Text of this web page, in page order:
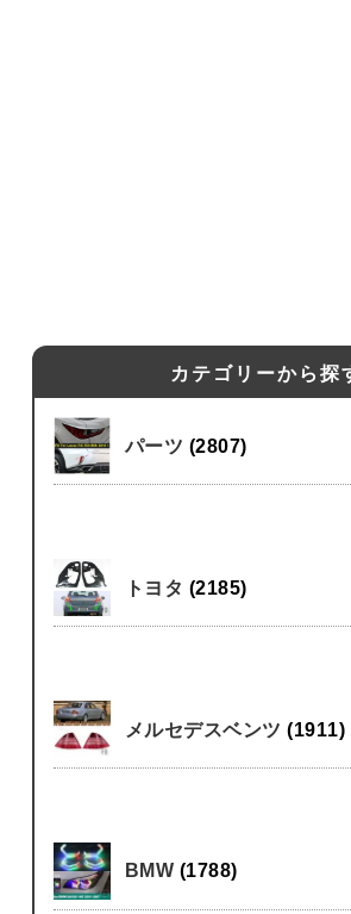
カテゴリーから探
パーツ (2807)
トヨタ (2185)
メルセデスベンツ(1911)
BMW (1788)